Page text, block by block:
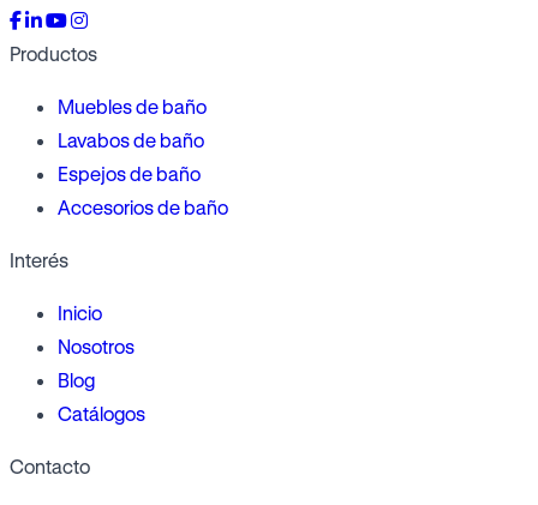
Productos
Muebles de baño
Lavabos de baño
Espejos de baño
Accesorios de baño
Interés
Inicio
Nosotros
Blog
Catálogos
Contacto